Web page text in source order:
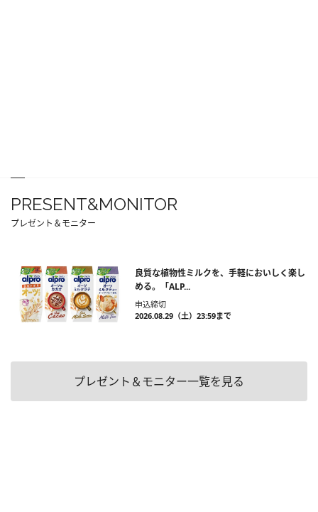
PRESENT&MONITOR
プレゼント＆モニター
良質な植物性ミルクを、手軽においしく楽し
める。「ALP...
申込締切
2026.08.29（土）23:59まで
プレゼント＆モニター一覧を見る